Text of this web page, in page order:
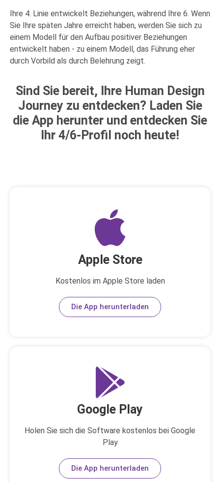
Ihre 4. Linie entwickelt Beziehungen, während Ihre 6. Wenn
Sie Ihre späten Jahre erreicht haben, werden Sie sich zu
einem Modell für den Aufbau positiver Beziehungen
entwickelt haben - zu einem Modell, das Führung eher
durch Vorbild als durch Belehrung zeigt.
Sind Sie bereit, Ihre Human Design
Journey zu entdecken? Laden Sie
die App herunter und entdecken Sie
Ihr 4/6-Profil noch heute!
Apple Store
Kostenlos im Apple Store laden
Die App herunterladen
Google Play
Holen Sie sich die Software kostenlos bei Google
Play
Die App herunterladen